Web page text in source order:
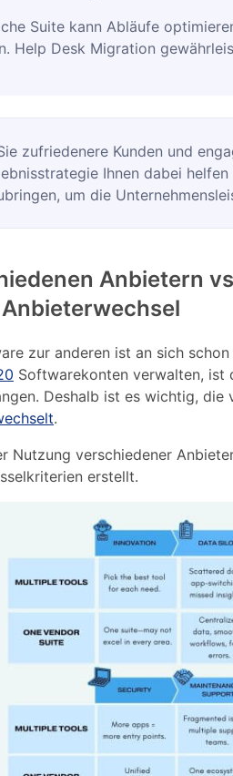
Suite kann Abläufe
Help Desk Migration
zufriedenere Kunden und
Ihnen dabei helfen
um die
Anbietern
zur anderen ist an sich
Softwarekonten verwalten, ist
Deshalb ist es wichtig, die
.
Nutzung verschiedener
erstellt.